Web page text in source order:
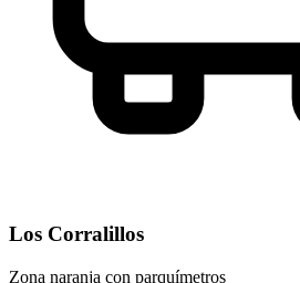
Los Corralillos
Zona naranja con parquímetros